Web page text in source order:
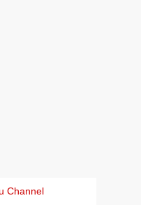
Channel